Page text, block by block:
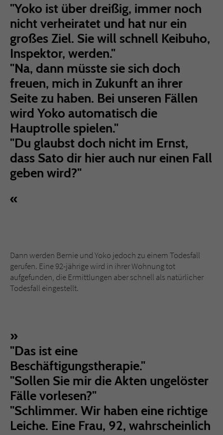
"Yoko ist über dreißig, immer noch
nicht verheiratet und hat nur ein
großes Ziel. Sie will schnell Keibuho,
Inspektor, werden."
"Na, dann müsste sie sich doch
freuen, mich in Zukunft an ihrer
Seite zu haben. Bei unseren Fällen
wird Yoko automatisch die
Hauptrolle spielen."
"Du glaubst doch nicht im Ernst,
dass Sato dir hier auch nur einen Fall
geben wird?"
Dann werden Bernie und Yoko jedoch zu einem Todesfall
gerufen. Eine 92-jährige wird in ihrer Wohnung tot
aufgefunden, die Ermittlungen aber schnell als natürlicher
Todesfall eingestellt.
"Das ist eine
Beschäftigungstherapie."
"Sollen Sie mir die Akten ungelöster
Fälle vorlesen?"
"Schlimmer. Wir haben eine richtige
Leiche. Eine Frau, 92, wahrscheinlich